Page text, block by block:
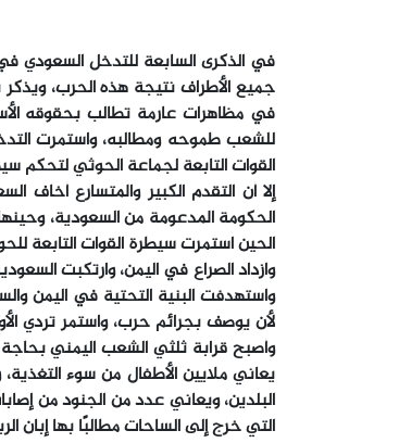
في الذكرى السابعة للتدخل السعودي
جميع الأطراف نتيجة هذه الحرب،
في مظاهرات عارمة تطالب بحقوقه
للشعب طموحه ومطالبه، واستمرت
الحين استمرت سيطرة القوات التابعة
وازداد الصراع في اليمن، وارتكبت
واستهدفت البنية التحتية في اليمن
لأن يوصف بجرائم حرب، واستمر تردي
وأصبح قرابة ثلثي الشعب اليمني بحاجة
يعاني ملايين الأطفال من سوء
البلدين، ويعاني عدد من الجنود من
التي خرج إلى الساحات مطالبًا بها إبان